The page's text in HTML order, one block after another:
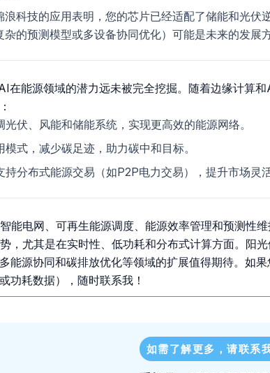
浪科技的应用表明，您的芯片已经适配了储能和光伏
的预测模型或多设备协同优化）可能是未来的发展方
在能源领域的潜力远未被完全挖掘。随着边缘计算
光伏、风能和储能系统，实现更高效的能源网络。
模式，减少碳足迹，助力碳中和目标。
持分布式能源交易（如P2P电力交易），提升市场灵活
能电网、可再生能源调度、能源效率管理和预测性
，尤其是在实时性、低功耗和分布式计算方面。阳
能源协同和碳排放优化等领域的扩展值得期待。如
功耗数据），随时联系我！
如需了解更多，请联系